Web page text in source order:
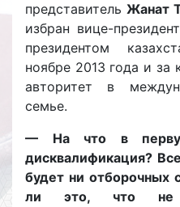
представитель Жанат
избран вице-
президентом
ноябре 2013 года и за
авторитет в
семье.
— На что в
дисквалификация?
будет ни отборочных
ли это, что не